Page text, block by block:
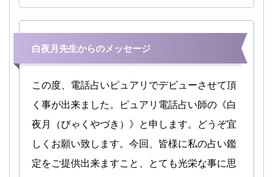
白夜月先生からのメッセージ
この度、電話占いピュアリでデビューさせて頂
く事が出来ました。ピュアリ電話占い師の《白
夜月（びゃくやづき）》と申します。どうぞ宜
しくお願い致します。今回、皆様に私の占い鑑
定をご提供出来ますこと、とても光栄な事に思